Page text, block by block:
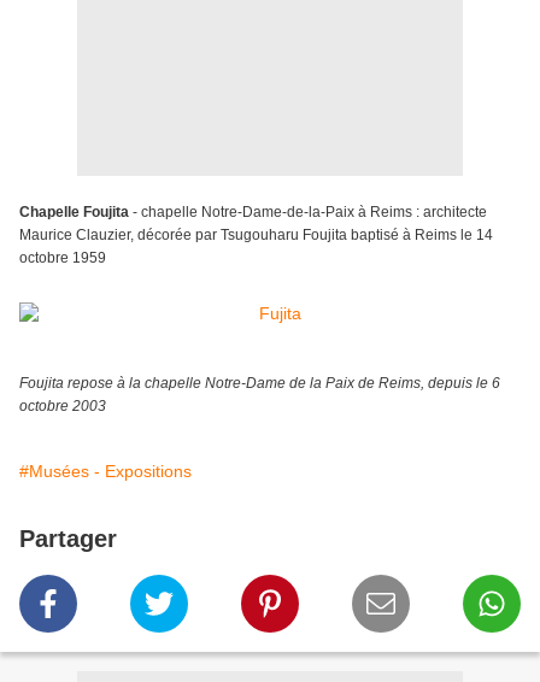
Chapelle Foujita - chapelle Notre-Dame-de-la-Paix à Reims : architecte
Maurice Clauzier, décorée par Tsugouharu Foujita baptisé à Reims le 14
octobre 1959
Foujita repose à la chapelle Notre-Dame de la Paix de Reims, depuis le 6
octobre 2003
#Musées - Expositions
Partager